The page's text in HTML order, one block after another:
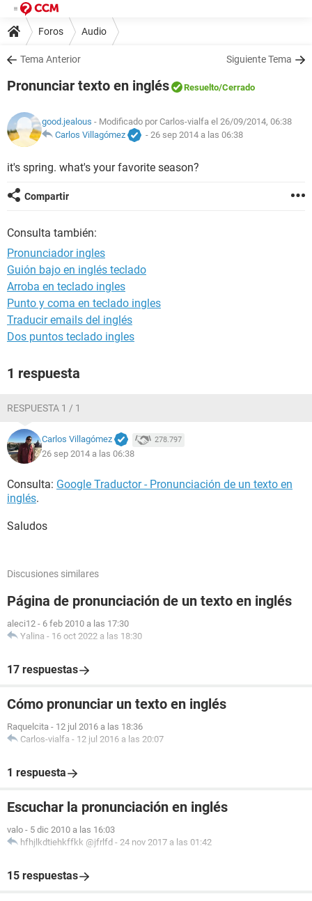
Foros Audio
Tema Anterior Siguiente Tema
Pronunciar texto en inglés Resuelto/Cerrado
good.jealous - Modificado por Carlos-vialfa el 26/09/2014, 06:38
Carlos Villagómez
- 26 sep 2014 a las 06:38
it's spring. what's your favorite season?
Compartir
Consulta también:
Pronunciador ingles
Guión bajo en inglés teclado
Arroba en teclado ingles
Punto y coma en teclado ingles
Traducir emails del inglés
Dos puntos teclado ingles
1 respuesta
RESPUESTA 1 / 1
Carlos Villagómez 278.797
26 sep 2014 a las 06:38
Consulta: Google Traductor - Pronunciación de un texto en
inglés.
Saludos
Discusiones similares
Página de pronunciación de un texto en inglés
aleci12 - 6 feb 2010 a las 17:30
Yalina - 16 oct 2022 a las 18:30
17 respuestas
Cómo pronunciar un texto en inglés
Raquelcita - 12 jul 2016 a las 18:36
Carlos-vialfa - 12 jul 2016 a las 20:07
1 respuesta
Escuchar la pronunciación en inglés
valo - 5 dic 2010 a las 16:03
hfhjlkdtiehkffkk @jfrlfd - 24 nov 2017 a las 01:42
15 respuestas